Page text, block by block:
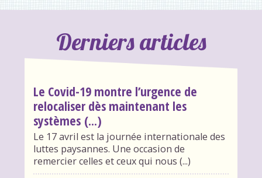
Derniers articles
Le Covid-19 montre l’urgence de
relocaliser dès maintenant les
systèmes (...)
Le 17 avril est la journée internationale des
luttes paysannes. Une occasion de
remercier celles et ceux qui nous (...)